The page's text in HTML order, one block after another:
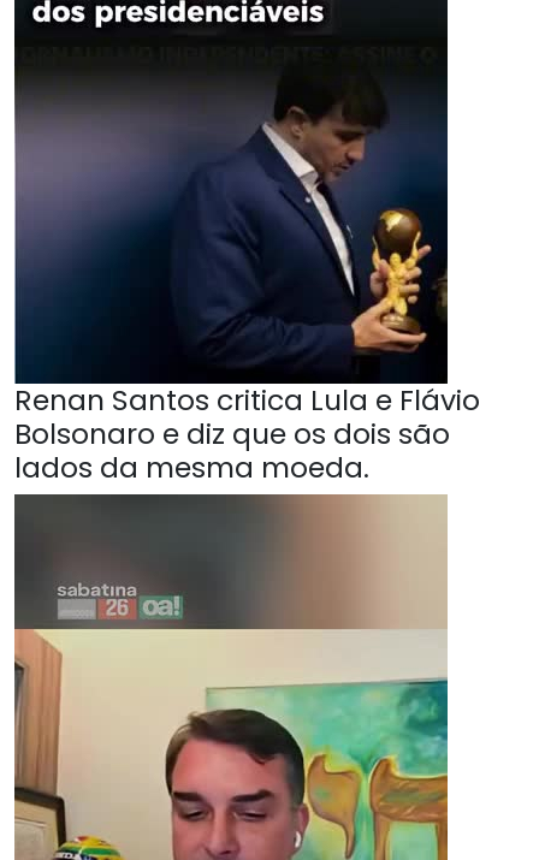
Renan Santos critica Lula e Flávio
Bolsonaro e diz que os dois são
lados da mesma moeda.